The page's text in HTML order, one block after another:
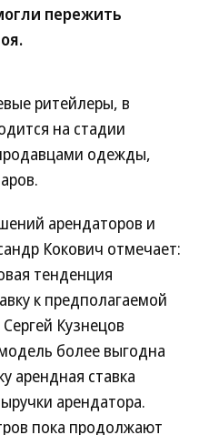
пережить
ритейлеры, в
на стадии
одежды,
арендаторов и
Кокович отмечает:
тенденция
к предполагаемой
Кузнецов
более выгодна
арендная ставка
арендатора.
пока продолжают